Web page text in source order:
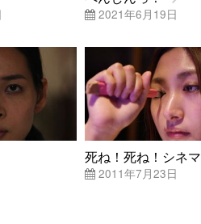
2021年6月19日
死ね！死ね！シネマ
2011年7月23日